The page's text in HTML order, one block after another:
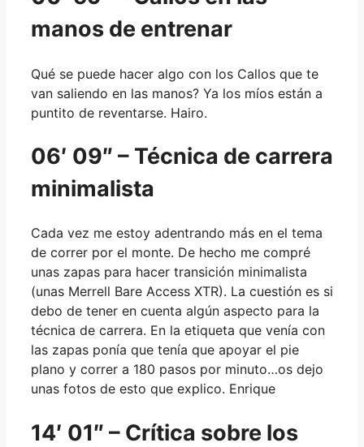
manos de entrenar
Qué se puede hacer algo con los Callos que te
van saliendo en las manos? Ya los míos están a
puntito de reventarse. Hairo.
06′ 09″ – Técnica de carrera
minimalista
Cada vez me estoy adentrando más en el tema
de correr por el monte. De hecho me compré
unas zapas para hacer transición minimalista
(unas Merrell Bare Access XTR). La cuestión es si
debo de tener en cuenta algún aspecto para la
técnica de carrera. En la etiqueta que venía con
las zapas ponía que tenía que apoyar el pie
plano y correr a 180 pasos por minuto…os dejo
unas fotos de esto que explico. Enrique
14′ 01″ – Crítica sobre los